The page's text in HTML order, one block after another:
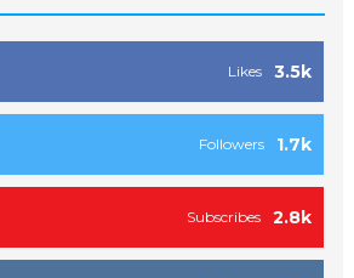
3.5k
Likes
1.7k
Followers
2.8k
Subscribes